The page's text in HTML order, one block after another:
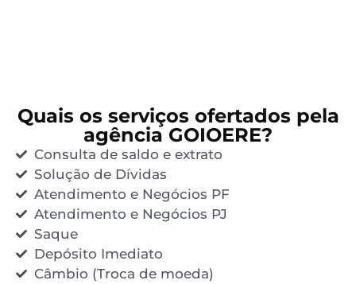
Quais os serviços ofertados pela
agência GOIOERE?
Consulta de saldo e extrato
Solução de Dívidas
Atendimento e Negócios PF
Atendimento e Negócios PJ
Saque
Depósito Imediato
Câmbio (Troca de moeda)